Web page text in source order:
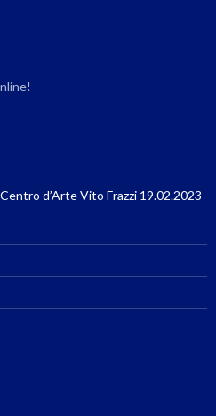
d’Arte Vito Frazzi 19.02.2023